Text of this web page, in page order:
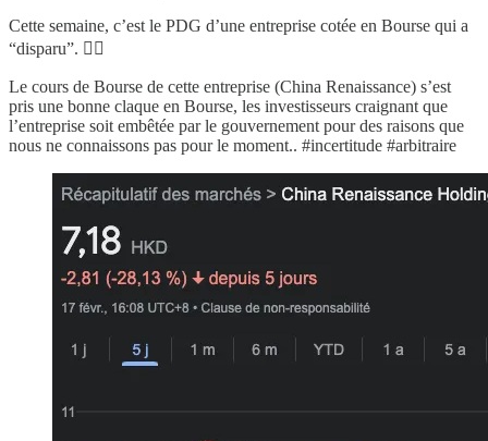
Cette semaine, c’est le PDG d’une entreprise cotée en Bourse qui a
“disparu”. 🤷‍♂️
Le cours de Bourse de cette entreprise (China Renaissance) s’est
pris une bonne claque en Bourse, les investisseurs craignant que
l’entreprise soit embêtée par le gouvernement pour des raisons que
nous ne connaissons pas pour le moment.. #incertitude #arbitraire